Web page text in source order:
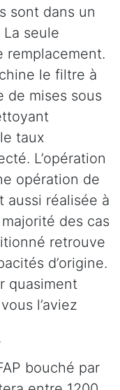
sont dans un
seule
remplacement.
le filtre à
de mises sous
taux
L’opération
opération de
aussi réalisée à
des cas
retrouve
d’origine.
quasiment
l’aviez
bouché par